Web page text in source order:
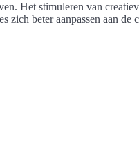
Het stimuleren van
zich beter aanpassen aan